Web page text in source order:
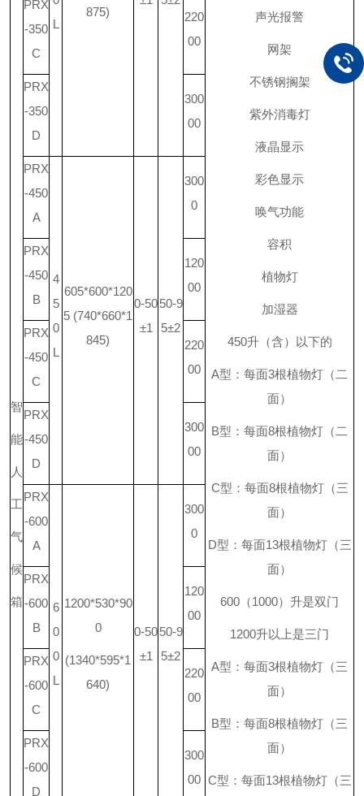
智
能
人
工
气
候
箱
声光报警
网架
不锈钢搁架
紫外消毒灯
液晶显示
彩色显示
唤气功能
容积
植物灯
加湿器
450升（含）以下的
A型：每面3根植物灯（二
面）
B型：每面8根植物灯（二
面）
C型：每面8根植物灯（三
面）
D型：每面13根植物灯（三
面）
600 （1000）升是双门
1200升以上是三门
A型：每面3根植物灯（三
面）
B型：每面8根植物灯（三
面）
C型：每面13根植物灯（三
L
875)
PRX
-350
C
220
00
PRX
-350
D
300
00
PRX
-450
A
4
5
0
L
605*600*120
5 (740*660*1
845)
0-50
±1
50-9
5±2
300
0
PRX
-450
B
120
00
PRX
-450
C
220
00
PRX
-450
D
300
00
PRX
-600
A
6
0
0
L
1200*530*90
0
(1340*595*1
640)
0-50
±1
50-9
5±2
300
0
PRX
-600
B
120
00
PRX
-600
C
220
00
PRX
-600
D
300
00